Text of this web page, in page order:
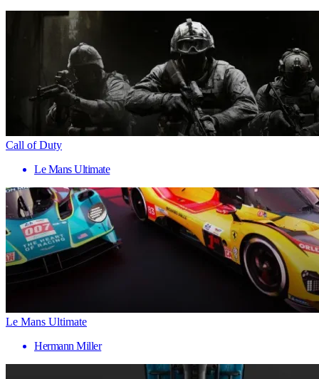
Call of Duty
Le Mans Ultimate
Le Mans Ultimate
Hermann Miller